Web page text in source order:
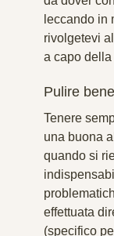
leccando in
rivolgetevi
a capo
Pulire
Tenere
una buona
quando si
effettuata
(specifico